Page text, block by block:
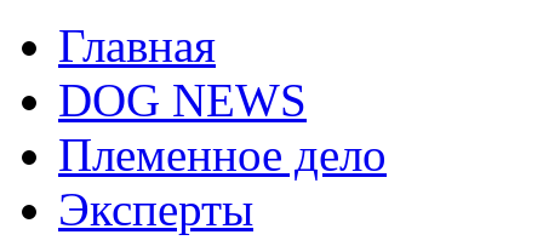
Главная
DOG NEWS
Племенное дело
Эксперты